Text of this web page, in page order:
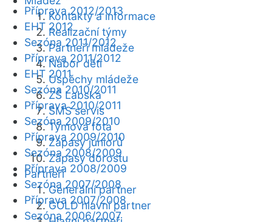
Kontakty a informace
Realizační týmy
Partneři mládeže
Nábor dětí
Úspěchy mládeže
ZŠ Labská
SMS servis
Týmová fota
Zápasy juniorů
Zápasy dorostu
Partneři
Generální partner
GOLD hlavní partner
Příprava 2012/2013
EHT 2012
Sezóna 2011/2012
Příprava 2011/2012
EHT 2011
Sezóna 2010/2011
Příprava 2010/2011
Sezóna 2009/2010
Příprava 2009/2010
Sezóna 2008/2009
Příprava 2008/2009
Sezóna 2007/2008
Příprava 2007/2008
Sezóna 2006/2007